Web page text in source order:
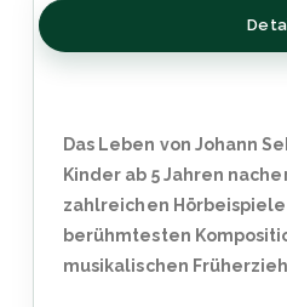
Das Leben von Johann
Kinder ab 5 Jahren
zahlreichen
berühmtesten
musikalischen